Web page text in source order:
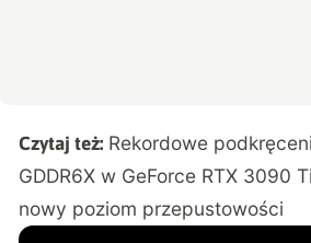
Czytaj też: Rekordowe
GDDR6X w GeForce RTX 3090
nowy poziom przepustowości